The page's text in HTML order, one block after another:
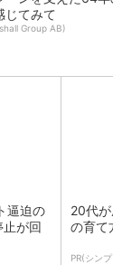
じてみて
Group AB)
逼迫の
が回
20代
の育て
PR(シン